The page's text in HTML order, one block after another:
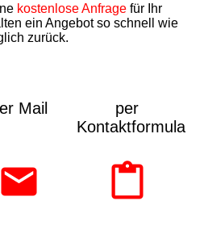
kostenlose Anfragefür Ihr
ein Angebot so schnell wie
zurück.
Mail
per
Kontaktformular: